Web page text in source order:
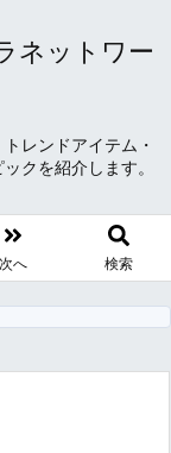
ネットワー
レンドアイテム・
クを紹介します。
次へ 検索